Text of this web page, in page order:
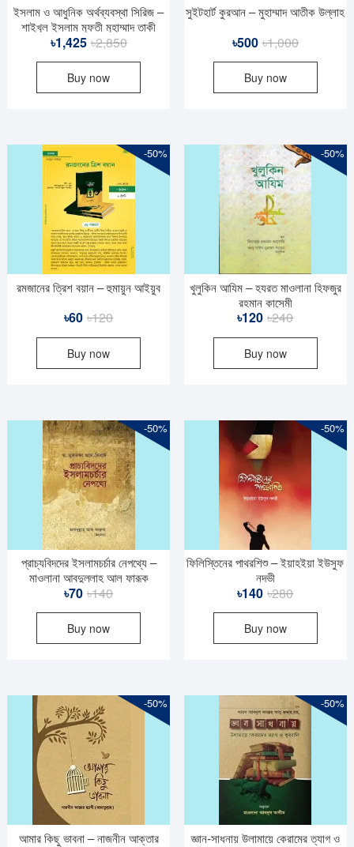
ইসলাম ও আধুনিক অর্থব্যবস্থা সিরিজ –
শাইখুল ইসলাম মুফতী মুহাম্মাদ তাকী
উসমানী
৳2,850Original
price
৳2,850.
৳1,425
Current
price
৳1,425.
Buy now
সুইটহার্ট কুরআন – মুহাম্মাদ আতীক উল্লাহ
৳1,000Original
price
৳1,000.
৳500
Current
price
৳500.
Buy now
-50%
রমজানের ত্রিশ বয়ান – হুমায়ুন আইয়ুব
৳120Original
price
৳120.
৳60
Current
price
৳60.
Buy now
-50%
খুলুকিন আযিম – হযরত মাওলানা হিফজুর
রহমান কাসেমী
৳240Original
price
৳240.
৳120
Current
price
৳120.
Buy now
-50%
প্রাচ্যবিদদের ইসলামচর্চার নেপথ্যে –
মাওলানা আবদুল্লাহ আল ফারূক
৳140Original
price
৳140.
৳70
Current
price
৳70.
Buy now
-50%
ফিলিস্তিনের পাথরশিশু – ইয়াহইয়া ইউসুফ
নদভী
৳280Original
price
৳280.
৳140
Current
price
৳140.
Buy now
-50%
আমার কিছু ভাবনা – নাজনীন আক্তার
-50%
জ্ঞান-সাধনায় উলামায়ে কেরামের ত্যাগ ও